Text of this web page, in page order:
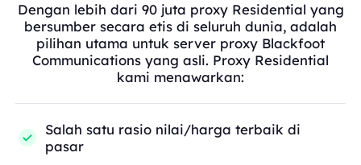
Dengan lebih dari 90 juta proxy Residential yang
bersumber secara etis di seluruh dunia, adalah
pilihan utama untuk server proxy Blackfoot
Communications yang asli. Proxy Residential
kami menawarkan:
Salah satu rasio nilai/harga terbaik di
pasar